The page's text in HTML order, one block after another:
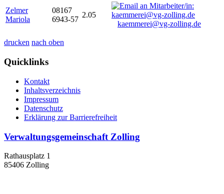
Zelmer
Mariola
08167
6943-57
2.05
kaemmerei@vg-zolling.de
drucken nach oben
Quicklinks
Kontakt
Inhaltsverzeichnis
Impressum
Datenschutz
Erklärung zur Barrierefreiheit
Verwaltungsgemeinschaft Zolling
Rathausplatz 1
85406 Zolling